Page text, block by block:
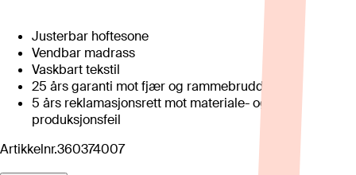
Justerbar hoftesone
Vendbar madrass
Vaskbart tekstil
25 års garanti mot fjær og rammebrudd
5 års reklamasjonsrett mot materiale- og
produksjonsfeil
Artikkelnr.360374007